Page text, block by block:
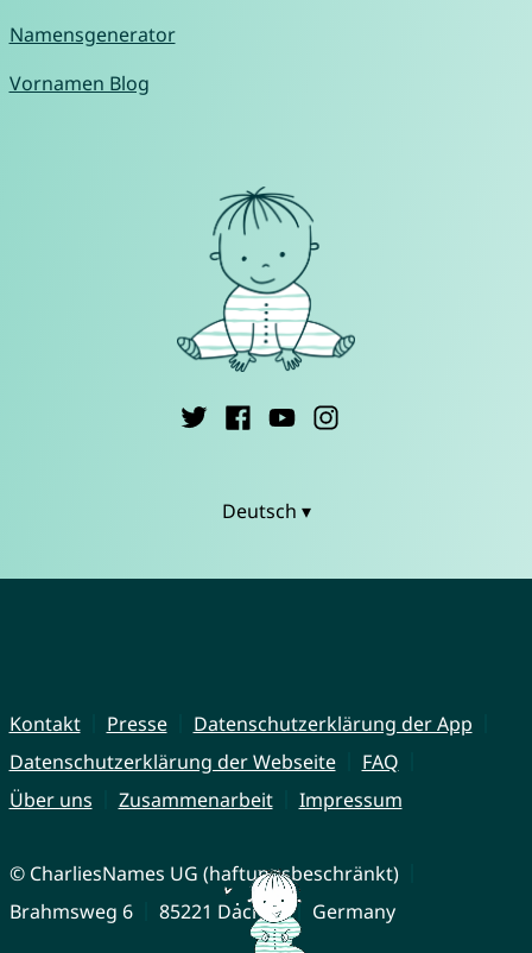
Namensgenerator
Vornamen Blog
Deutsch ▾
Kontakt Presse
Datenschutzerklärung der App
Datenschutzerklärung der Webseite
FAQ
Über uns
Zusammenarbeit Impressum
© CharliesNames UG (haftungsbeschränkt)
Brahmsweg 6
85221 Dachau Germany